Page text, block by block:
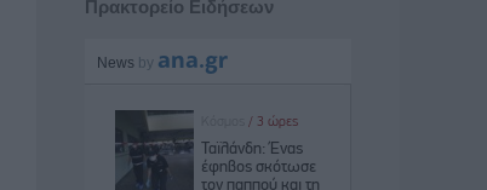
Πρακτορείο Ειδήσεων